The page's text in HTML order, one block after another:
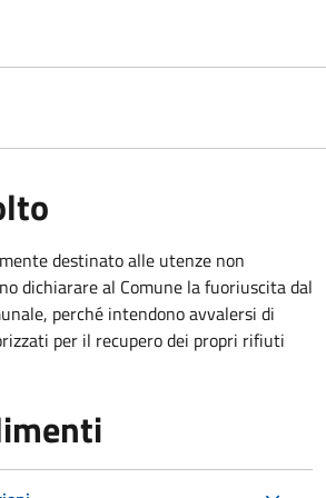
destinato alle utenze non
dichiarare al Comune la fuoriuscita dal
perché intendono avvalersi di
per il recupero dei propri rifiuti